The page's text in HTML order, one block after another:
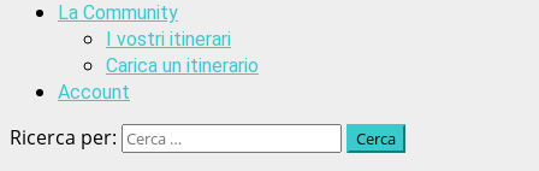
La Community
I vostri itinerari
Carica un itinerario
Account
Ricerca per: